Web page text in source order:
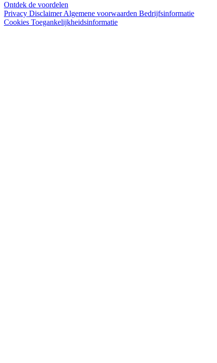
Ontdek de voordelen
Privacy DisclaimerAlgemene voorwaarden Bedrijfsinformatie
Cookies Toegankelijkheidsinformatie